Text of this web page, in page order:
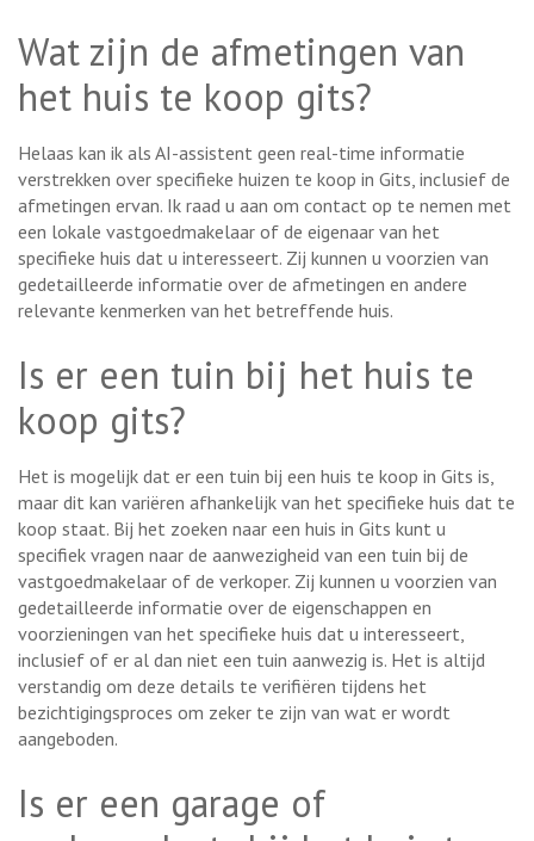
Wat zijn de afmetingen van
het huis te koop gits?
Helaas kan ik als AI-assistent geen real-time informatie
verstrekken over specifieke huizen te koop in Gits, inclusief de
afmetingen ervan. Ik raad u aan om contact op te nemen met
een lokale vastgoedmakelaar of de eigenaar van het
specifieke huis dat u interesseert. Zij kunnen u voorzien van
gedetailleerde informatie over de afmetingen en andere
relevante kenmerken van het betreffende huis.
Is er een tuin bij het huis te
koop gits?
Het is mogelijk dat er een tuin bij een huis te koop in Gits is,
maar dit kan variëren afhankelijk van het specifieke huis dat te
koop staat. Bij het zoeken naar een huis in Gits kunt u
specifiek vragen naar de aanwezigheid van een tuin bij de
vastgoedmakelaar of de verkoper. Zij kunnen u voorzien van
gedetailleerde informatie over de eigenschappen en
voorzieningen van het specifieke huis dat u interesseert,
inclusief of er al dan niet een tuin aanwezig is. Het is altijd
verstandig om deze details te verifiëren tijdens het
bezichtigingsproces om zeker te zijn van wat er wordt
aangeboden.
Is er een garage of